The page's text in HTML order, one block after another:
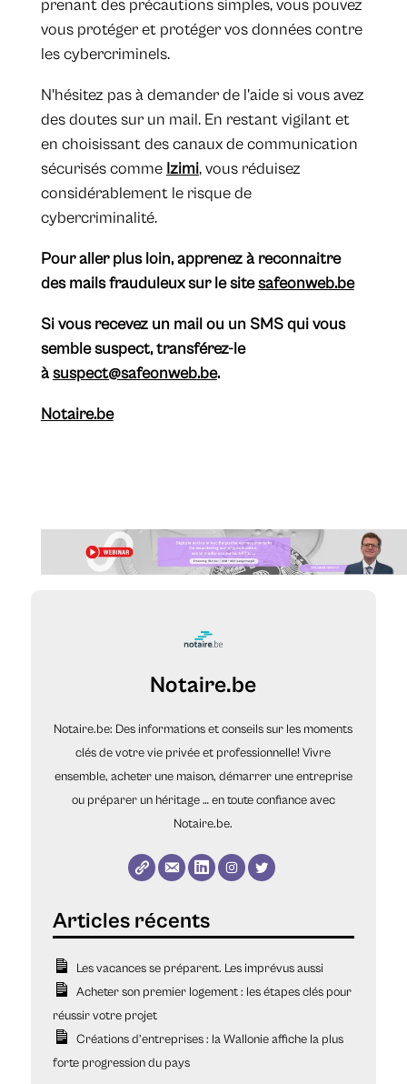
prenant des précautions simples, vous pouvez
vous protéger et protéger vos données contre
les cybercriminels.
N'hésitez pas à demander de l'aide si vous avez
des doutes sur un mail. En restant vigilant et
en choisissant des canaux de communication
sécurisés comme Izimi, vous réduisez
considérablement le risque de
cybercriminalité.
Pour aller plus loin, apprenez à reconnaitre
des mails frauduleux sur le sitesafeonweb.be
Si vous recevez un mail ou un SMS qui vous
semble suspect, transférez-le
àsuspect@safeonweb.be.
Notaire.be
Notaire.be
Notaire.be: Des informations et conseils sur les moments
clés de votre vie privée et professionnelle! Vivre
ensemble, acheter une maison, démarrer une entreprise
ou préparer un héritage … en toute confiance avec
Notaire.be.
Les vacances se préparent. Les imprévus aussi
Acheter son premier logement : les étapes clés pour
réussir votre projet
Créations d’entreprises : la Wallonie affiche la plus
forte progression du pays